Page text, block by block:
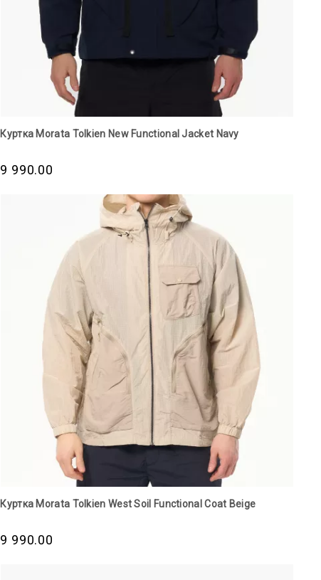
Куртка Morata Tolkien New Functional Jacket Navy
9 990.00
Куртка Morata Tolkien West Soil Functional Сoat Beige
9 990.00